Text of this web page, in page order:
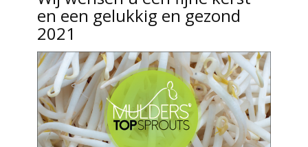
en een gelukkig en gezond
2021